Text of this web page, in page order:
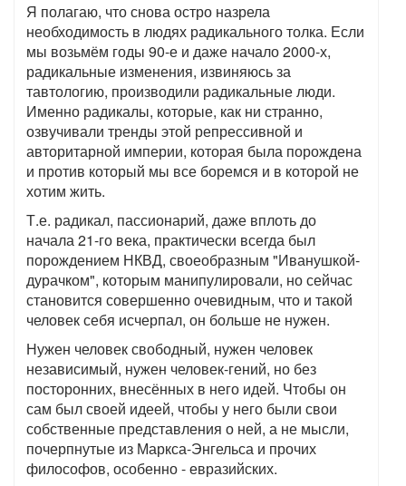
Я полагаю, что снова остро назрела
необходимость в людях радикального толка. Если
мы возьмём годы 90-е и даже начало 2000-х,
радикальные изменения, извиняюсь за
тавтологию, производили радикальные люди.
Именно радикалы, которые, как ни странно,
озвучивали тренды этой репрессивной и
авторитарной империи, которая была порождена
и против который мы все боремся и в которой не
хотим жить.
Т.е. радикал, пассионарий, даже вплоть до
начала 21-го века, практически всегда был
порождением НКВД, своеобразным "Иванушкой-
дурачком", которым манипулировали, но сейчас
становится совершенно очевидным, что и такой
человек себя исчерпал, он больше не нужен.
Нужен человек свободный, нужен человек
независимый, нужен человек-гений, но без
посторонних, внесённых в него идей. Чтобы он
сам был своей идеей, чтобы у него были свои
собственные представления о ней, а не мысли,
почерпнутые из Маркса-Энгельса и прочих
философов, особенно - евразийских.